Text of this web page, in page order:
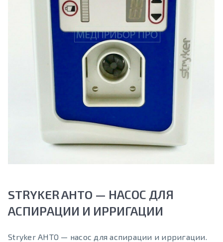
STRYKER AHTO — НАСОС ДЛЯ
АСПИРАЦИИ И ИРРИГАЦИИ
Stryker AHTO — насос для аспирации и ирригации.